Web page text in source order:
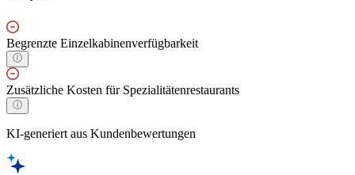
Begrenzte Einzelkabinenverfügbarkeit
Zusätzliche Kosten für Spezialitätenrestaurants
KI-generiert aus Kundenbewertungen